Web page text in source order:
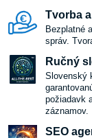
Tvorba
Bezplatné
správ.
Ručný
Slovenský
požiadavk
záznamov.
SEO